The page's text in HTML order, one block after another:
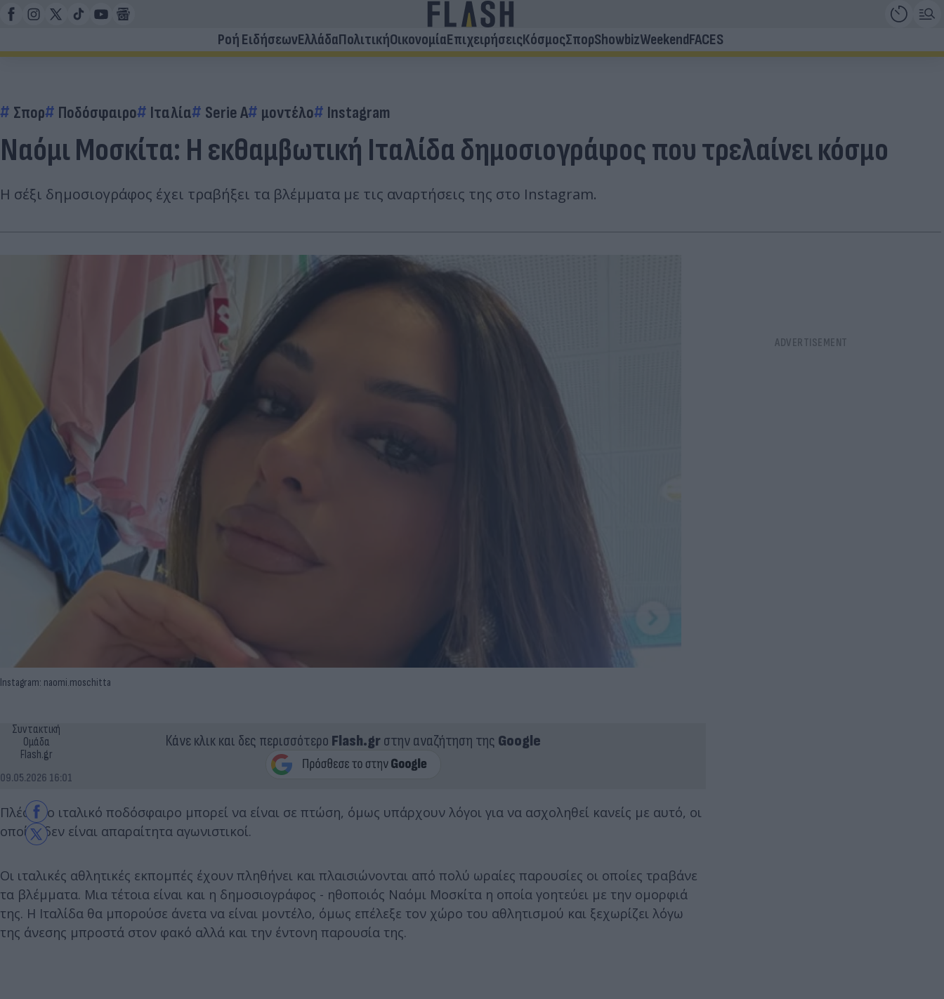
Ροή ΕιδήσεωνΕλλάδαΠολιτικήΟικονομίαΕπιχειρήσειςΚόσμοςΣπορShowbizWeekendFACES
Σπορ Ποδόσφαιρο Ιταλία Serie A μοντέλο Instagram
Ναόμι Μοσκίτα: Η εκθαμβωτική Ιταλίδα δημοσιογράφος που τρελαίνει κόσμο
Η σέξι δημοσιογράφος έχει τραβήξει τα βλέμματα με τις αναρτήσεις της στο Instagram.
Instagram: naomi.moschitta
Συντακτική
Ομάδα
Flash.gr
09.05.2026 16:01
Κάνε κλικ και δες περισσότερο Flash.grστην αναζήτηση της Google
Πλέον το ιταλικό ποδόσφαιρο μπορεί να είναι σε πτώση, όμως υπάρχουν λόγοι για να ασχοληθεί κανείς με αυτό, οι
οποίοι δεν είναι απαραίτητα αγωνιστικοί.
Οι ιταλικές αθλητικές εκπομπές έχουν πληθήνει και πλαισιώνονται από πολύ ωραίες παρουσίες οι οποίες τραβάνε
τα βλέμματα. Μια τέτοια είναι και η δημοσιογράφος - ηθοποιός Ναόμι Μοσκίτα η οποία γοητεύει με την ομορφιά
της. Η Ιταλίδα θα μπορούσε άνετα να είναι μοντέλο, όμως επέλεξε τον χώρο του αθλητισμού και ξεχωρίζει λόγω
της άνεσης μπροστά στον φακό αλλά και την έντονη παρουσία της.